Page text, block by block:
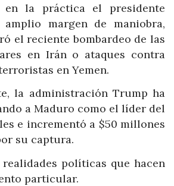
en la práctica el presidente
margen de maniobra,
el reciente bombardeo de las
en Irán o ataques contra
en Yemen.
la administración Trump ha
a Maduro como el líder del
e incrementó a $50 millones
su captura.
realidades políticas que hacen
particular.